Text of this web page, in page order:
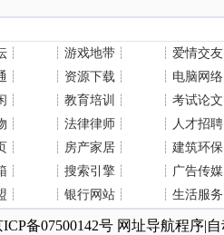
┊ ┊ 游戏地带 ┊ ┊ 爱情交友
┊ ┊ 资源下载 ┊ ┊ 电脑网络
┊ ┊ 教育培训 ┊ ┊ 考试论文
┊ ┊ 法律律师 ┊ ┊ 人才招聘
┊ ┊ 房产家居 ┊ ┊ 建筑环保
┊ ┊ 搜索引擎 ┊ ┊ 广告传媒
┊ ┊ 银行网站 ┊ ┊ 生活服务
备07500142号 网址导航程序|